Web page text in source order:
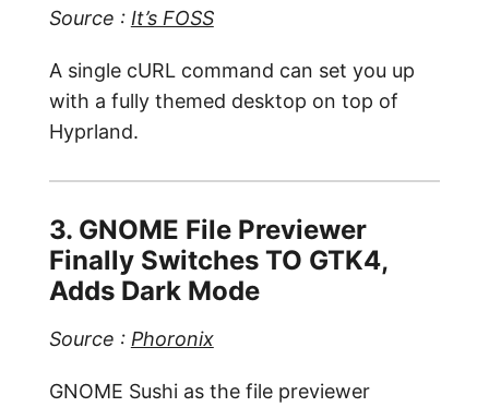
Source : It’s FOSS
A single cURL command can set you up
with a fully themed desktop on top of
Hyprland.
3. GNOME File Previewer
Finally Switches TO GTK4,
Adds Dark Mode
Source : Phoronix
GNOME Sushi as the file previewer